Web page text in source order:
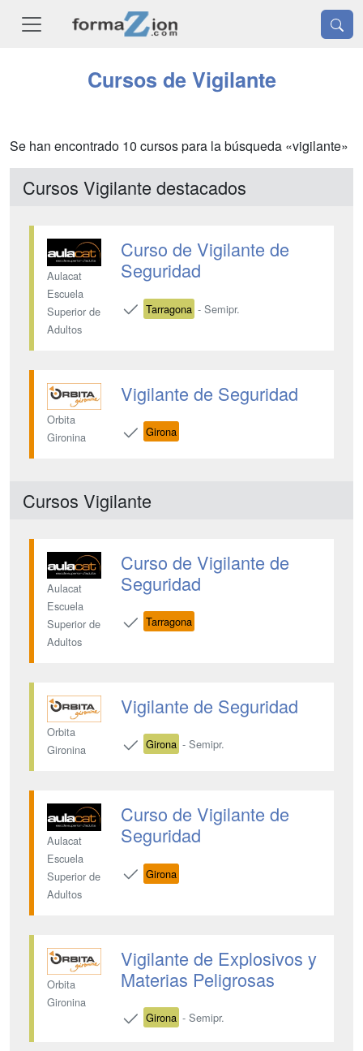
Cursos de Vigilante
Se han encontrado 10 cursos para la búsqueda «vigilante»
Cursos Vigilante destacados
Aulacat
Escuela
Superior de
Adultos
Curso de Vigilante de
Seguridad
Tarragona - Semipr.
Orbita
Gironina
Vigilante de Seguridad
Girona
Cursos Vigilante
Aulacat
Escuela
Superior de
Adultos
Curso de Vigilante de
Seguridad
Tarragona
Orbita
Gironina
Vigilante de Seguridad
Girona - Semipr.
Aulacat
Escuela
Superior de
Adultos
Curso de Vigilante de
Seguridad
Girona
Orbita
Gironina
Vigilante de Explosivos y
Materias Peligrosas
Girona - Semipr.